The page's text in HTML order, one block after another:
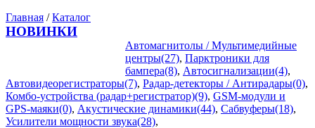
Главная /Каталог
НОВИНКИ
Автомагнитолы / Мультимедийные
центры(27), Парктроники для
бампера(8), Автосигнализации(4),
Автовидеорегистраторы(7), Радар-детекторы / Антирадары(0),
Комбо-устройства (радар+регистратор)(9), GSM-модули и
GPS-маяки(0), Акустические динамики(44), Сабвуферы(18),
Усилители мощности звука(28),